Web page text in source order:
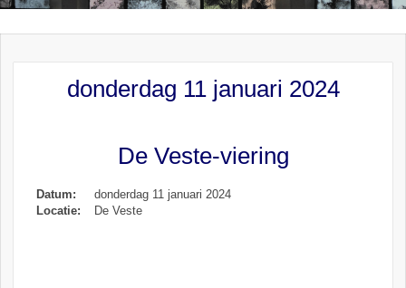
donderdag 11 januari 2024
De Veste-viering
Datum:
donderdag 11 januari 2024
Locatie:
De Veste